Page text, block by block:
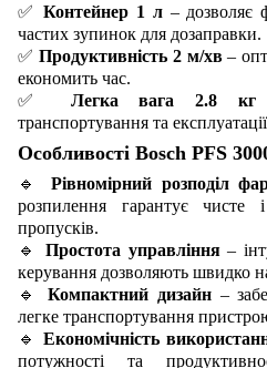
✅
Контейнер 1 л– дозволяє
частих зупинок для дозаправки.
✅ Продуктивність 2 м/хв–
економить час.
✅
Легка вага 2.8 кг
транспортування та
Особливості Bosch PFS
🔹 Рівномірний розподіл
розпилення гарантує чисте
пропусків.
🔹
Простота управління–
керування дозволяють швидко
🔹
Компактний дизайн–
легке транспортування
🔹
Економічність
потужності та